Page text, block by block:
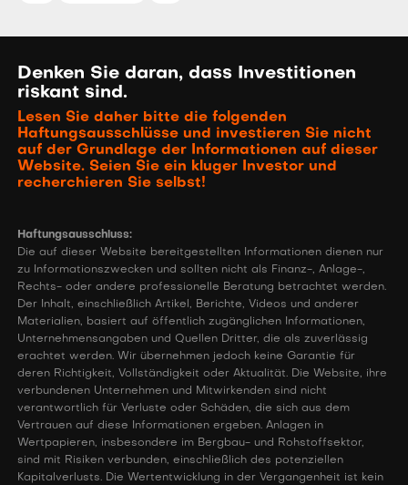
Denken Sie daran, dass Investitionen
riskant sind.
Lesen Sie daher bitte die folgenden
Haftungsausschlüsse und investieren Sie nicht
auf der Grundlage der Informationen auf dieser
Website. Seien Sie ein kluger Investor und
recherchieren Sie selbst!
Haftungsausschluss:
Die auf dieser Website bereitgestellten Informationen dienen nur
zu Informationszwecken und sollten nicht als Finanz-, Anlage-,
Rechts- oder andere professionelle Beratung betrachtet werden.
Der Inhalt, einschließlich Artikel, Berichte, Videos und anderer
Materialien, basiert auf öffentlich zugänglichen Informationen,
Unternehmensangaben und Quellen Dritter, die als zuverlässig
erachtet werden. Wir übernehmen jedoch keine Garantie für
deren Richtigkeit, Vollständigkeit oder Aktualität. Die Website, ihre
verbundenen Unternehmen und Mitwirkenden sind nicht
verantwortlich für Verluste oder Schäden, die sich aus dem
Vertrauen auf diese Informationen ergeben. Anlagen in
Wertpapieren, insbesondere im Bergbau- und Rohstoffsektor,
sind mit Risiken verbunden, einschließlich des potenziellen
Kapitalverlusts. Die Wertentwicklung in der Vergangenheit ist kein